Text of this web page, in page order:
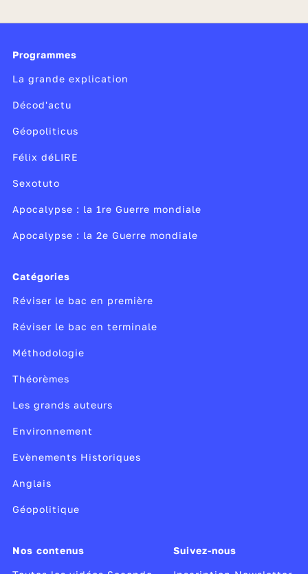
Programmes
La grande explication
Décod'actu
Géopoliticus
Félix déLIRE
Sexotuto
Apocalypse : la 1re Guerre mondiale
Apocalypse : la 2e Guerre mondiale
Catégories
Réviser le bac en première
Réviser le bac en terminale
Méthodologie
Théorèmes
Les grands auteurs
Environnement
Evènements Historiques
Anglais
Géopolitique
Nos contenus Suivez-nous